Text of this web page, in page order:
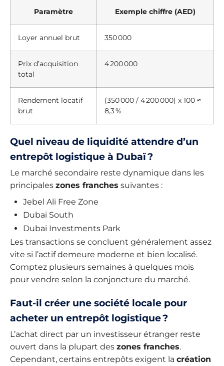
Paramètre Exemple chiffre (AED)
Loyer annuel brut 350 000
Prix d’acquisition
total
4 200 000
Rendement locatif
brut
(350 000 / 4 200 000) x 100 ≈
8,3 %
Quel niveau de liquidité attendre d’un
entrepôt logistique à Dubaï ?
Le marché secondaire reste dynamique dans les
principales zones franches suivantes :
Jebel Ali Free Zone
Dubai South
Dubai Investments Park
Les transactions se concluent généralement assez
vite si l’actif demeure moderne et bien localisé.
Comptez plusieurs semaines à quelques mois
pour vendre selon la conjoncture du marché.
Faut-il créer une société locale pour
acheter un entrepôt logistique ?
L’achat direct par un investisseur étranger reste
ouvert dans la plupart des zones franches.
Cependant, certains entrepôts exigent la création